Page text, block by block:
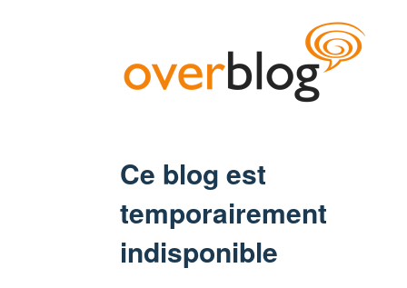
Ce blog est
temporairement
indisponible